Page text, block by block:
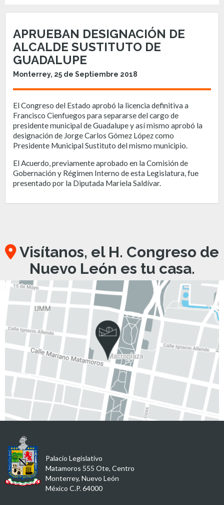
APRUEBAN DESIGNACIÓN DE
ALCALDE SUSTITUTO DE
GUADALUPE
Monterrey, 25 de Septiembre 2018
El Congreso del Estado aprobó la licencia definitiva a
Francisco Cienfuegos para separarse del cargo de
presidente municipal de Guadalupe y así mismo aprobó la
designación de Jorge Carlos Gómez López como
Presidente Municipal Sustituto del mismo municipio.
El Acuerdo, previamente aprobado en la Comisión de
Gobernación y Régimen Interno de esta Legislatura, fue
presentado por la Diputada Mariela Saldívar.
Visítanos, el H. Congreso de
Nuevo León es tu casa.
Palacio Legislativo
Matamoros 555 Ote, Centro
Monterrey, Nuevo León
México C.P. 64000